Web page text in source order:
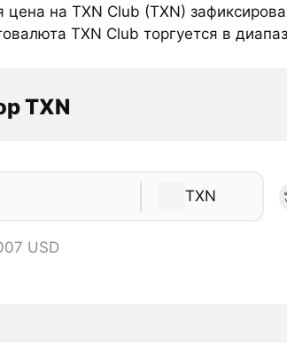
цена на TXN Club (TXN)
TXN Club торгуется в
TXN
TXN
USD